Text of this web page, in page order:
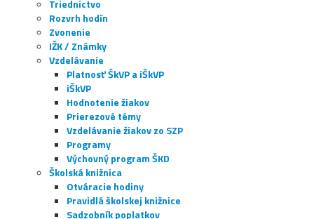
Triednictvo
Rozvrh hodín
Zvonenie
IŽK / Známky
Vzdelávanie
Platnosť ŠkVP a iŠkVP
iŠkVP
Hodnotenie žiakov
Prierezové témy
Vzdelávanie žiakov zo SZP
Programy
Výchovný program ŠKD
Školská knižnica
Otváracie hodiny
Pravidlá školskej knižnice
Sadzobník poplatkov